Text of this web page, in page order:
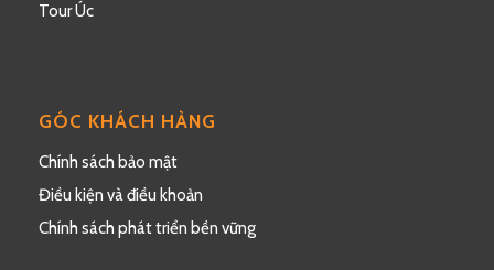
Tour Úc
GÓC KHÁCH HÀNG
Chính sách bảo mật
Điều kiện và điều khoản
Chính sách phát triển bền vững